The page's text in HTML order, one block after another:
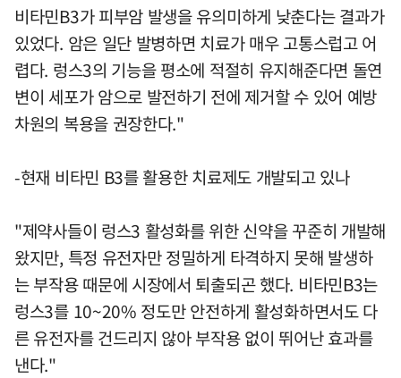
비타민B3가 피부암 발생을 유의미하게 낮춘다는 결과가
있었다. 암은 일단 발병하면 치료가 매우 고통스럽고 어
렵다. 렁스3의 기능을 평소에 적절히 유지해준다면 돌연
변이 세포가 암으로 발전하기 전에 제거할 수 있어 예방
차원의 복용을 권장한다."
-현재 비타민 B3를 활용한 치료제도 개발되고 있나
"제약사들이 렁스3 활성화를 위한 신약을 꾸준히 개발해
왔지만, 특정 유전자만 정밀하게 타격하지 못해 발생하
는 부작용 때문에 시장에서 퇴출되곤 했다. 비타민B3는
렁스3를 10~20% 정도만 안전하게 활성화하면서도 다
른 유전자를 건드리지 않아 부작용 없이 뛰어난 효과를
낸다."